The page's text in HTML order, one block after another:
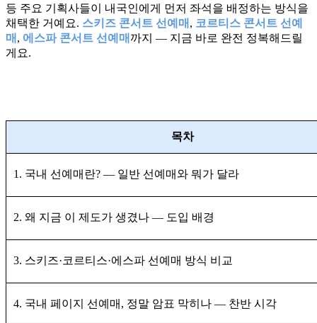
등 주요 기획사들이 내국인에게 먼저 좌석을 배정하는 방식을
채택한 거예요. 스키즈 콘서트 선예매 , 코르티스 콘서트 선예
매 , 에스파 콘서트 선예매 까지 — 지금 바로 완전 정복해드릴
게요.
목차
1. 국내 선예매란? — 일반 선예매와 뭐가 달라
2. 왜 지금 이 제도가 생겼나 — 도입 배경
3. 스키즈·코르티스·에스파 선예매 방식 비교
4. 국내 페이지 선예매, 정말 암표 막히나 — 찬반 시각